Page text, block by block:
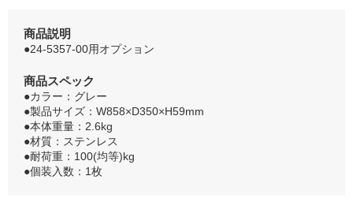
商品説明
●24-5357-00用オプション
商品スペック
●カラー：グレー
●製品サイズ：W858×D350×H59mm
●本体重量：2.6kg
●材質：ステンレス
●耐荷重：100(均等)kg
●個装入数：1枚